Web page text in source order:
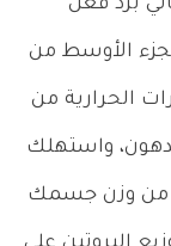
الأوسط من
الحرارية من
واستهلك
كيلو من وزن جسمك